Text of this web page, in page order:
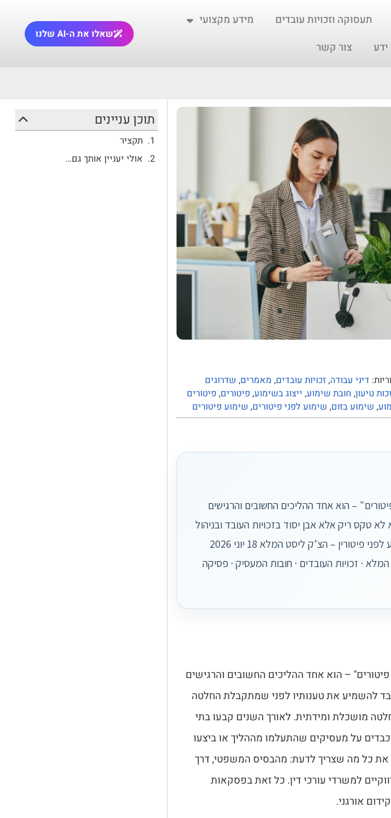
תעסוקה וזכויות עובדים
מידע מקצועי
צור קשר
שאלו את ה-AI שלנו
דיני עבודה,זכויות עובדים, מאמרים, שדרוגים
טיעון, חובת שימוע, ייצוג בשימוע, פיטורים, פיטורים
, שימוע בזום, שימוע לפני פיטורים, שימוע פיטורים
– הוא אחד ההליכים החשובים והרגישים
טקס ריק אלא אבן יסוד בזכויות העובד ובניהול
סיכוני המעסיק. קרא עוד » מאמר מס' 16: שימוע לפני פיטורין – הצ’ק ליסט המלא 18 יוני 2026
· זכויות העובדים · חובות המעסיק · פסיקה
– הוא אחד ההליכים החשובים והרגישים
להשמיע את טענותיו לפני שמתקבלת החלטה
מושכלת ומידתית. לאורך השנים קבעו בתי
כבדים על מעסיקים שהתעלמו מההליך או ביצעו
את כל מה שצריך לדעת: מהבסיס המשפטי, דרך
למשרדי עורכי דין. כל זאת בפסקאות
אורגני.
תוכן עניינים
תקציר
אולי יעניין אותך גם…